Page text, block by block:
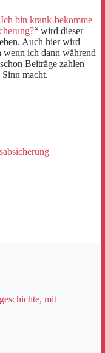
Ich bin krank-bekomme
“ wird dieser
Auch hier wird
wenn ich dann während
Beiträge zahlen
Sinn macht.
mit